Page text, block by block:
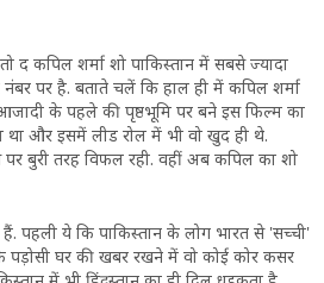
कपिल शर्मा शो पाकिस्तान में सबसे ज्यादा
पर है. बताते चलें कि हाल ही में कपिल शर्मा
के पहले की पृष्ठभूमि पर बने इस फिल्म का
था और इसमें लीड रोल में भी वो खुद ही थे.
बुरी तरह विफल रही. वहीं अब कपिल का शो
पहली ये कि पाकिस्तान के लोग भारत से 'सच्ची'
घर की खबर रखने में वो कोई कोर कसर